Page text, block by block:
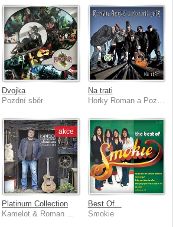
Dvojka
Pozdní sběr
Na trati
akce
Platinum Collection
Kamelot & Roman Horky
Best Of...
Smokie